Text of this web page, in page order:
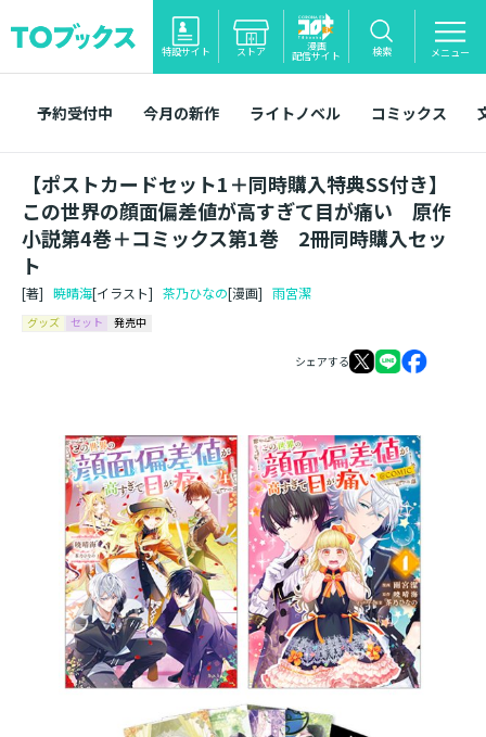
特設サイト ストア 漫画
配信サイト 検索 メニュー
予約受付中 今月の新作 ライトノベル コミックス
【ポストカードセット1＋同時購入特典SS付き】
この世界の顔面偏差値が高すぎて目が痛い 原作
小説第4巻＋コミックス第1巻 2冊同時購入セッ
ト
[著] 暁晴海[イラスト] 茶乃ひなの[漫画] 雨宮潔
グッズ セット 発売中
シェアする